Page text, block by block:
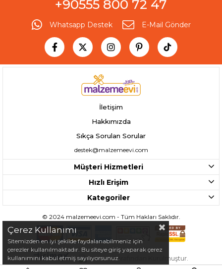
+90555 800 72 47
Whatsapp Destek E-Mail Gönder
İletişim
Hakkımızda
Sıkça Sorulan Sorular
destek@malzemeevi.com
Müşteri Hizmetleri
Hızlı Erişim
Kategoriler
©️ 2024 malzemeevi.com - Tüm Hakları Saklıdır.
Tarafından Kurulmuştur.
Çerez Kullanımı
Sitemizden en iyi şekilde faydalanabilmeniz için
çerezler kullanılmaktadır. Bu siteye giriş yaparak çerez
kullanımını kabul etmiş sayılıyorsunuz.